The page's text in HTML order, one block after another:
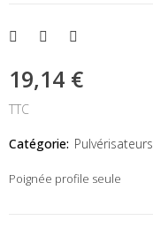
19,14 €
TTC
Catégorie: Pulvérisateurs
Poignée profile seule